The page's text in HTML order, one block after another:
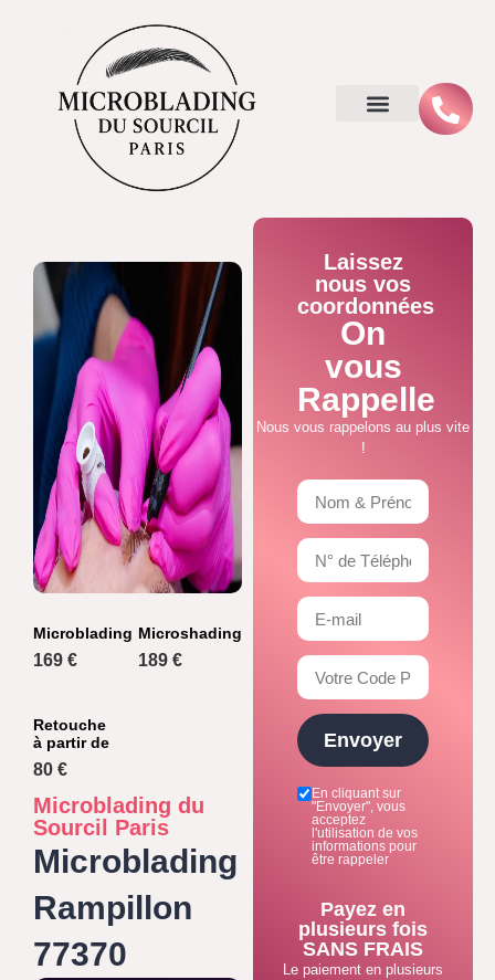
Microblading
169 €
Microshading
189 €
Retouche
à partir de
80 €
Microblading du
Sourcil Paris
Microblading
Rampillon
77370
Laissez
nous vos
coordonnées
On
vous
Rappelle
Nous vous rappelons au plus vite
!
En cliquant sur
"Envoyer", vous
acceptez
l'utilisation de vos
informations pour
être rappeler
Envoyer
Payez en
plusieurs fois
SANS FRAIS
Le paiement en plusieurs